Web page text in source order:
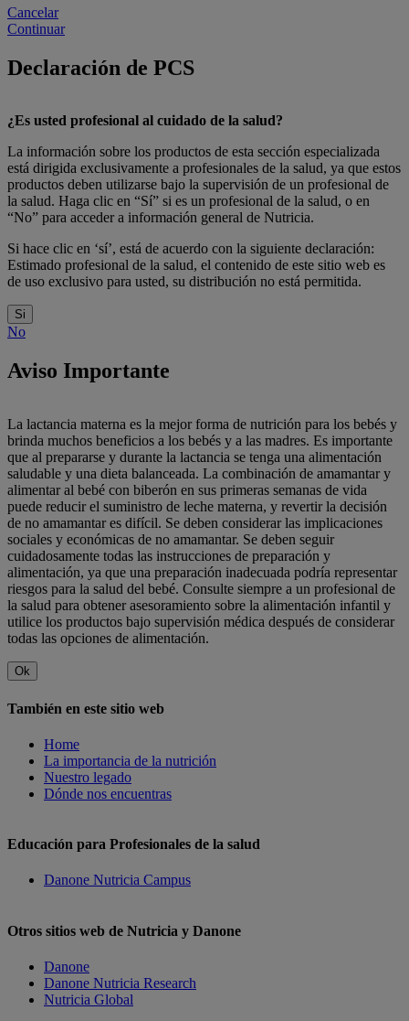
Cancelar
Continuar
Declaración de PCS
¿Es usted profesional al cuidado de la salud?
La información sobre los productos de esta sección especializada
está dirigida exclusivamente a profesionales de la salud, ya que estos
productos deben utilizarse bajo la supervisión de un profesional de
la salud. Haga clic en “Sí” si es un profesional de la salud, o en
“No” para acceder a información general de Nutricia.
Si hace clic en ‘sí’, está de acuerdo con la siguiente declaración:
Estimado profesional de la salud, el contenido de este sitio web es
de uso exclusivo para usted, su distribución no está permitida.
Si
No
Aviso Importante
La lactancia materna es la mejor forma de nutrición para los bebés y
brinda muchos beneficios a los bebés y a las madres. Es importante
que al prepararse y durante la lactancia se tenga una alimentación
saludable y una dieta balanceada. La combinación de amamantar y
alimentar al bebé con biberón en sus primeras semanas de vida
puede reducir el suministro de leche materna, y revertir la decisión
de no amamantar es difícil. Se deben considerar las implicaciones
sociales y económicas de no amamantar. Se deben seguir
cuidadosamente todas las instrucciones de preparación y
alimentación, ya que una preparación inadecuada podría representar
riesgos para la salud del bebé. Consulte siempre a un profesional de
la salud para obtener asesoramiento sobre la alimentación infantil y
utilice los productos bajo supervisión médica después de considerar
todas las opciones de alimentación.
Ok
También en este sitio web
Home
La importancia de la nutrición
Nuestro legado
Dónde nos encuentras
Educación para Profesionales de la salud
Danone Nutricia Campus
Otros sitios web de Nutricia y Danone
Danone
Danone Nutricia Research
Nutricia Global